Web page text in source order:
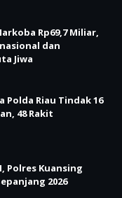
Rp69,7 Miliar,
dan
Jiwa
Polda Riau Tindak 16
48 Rakit
Polres Kuansing
2026